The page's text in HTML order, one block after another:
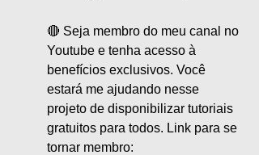
🔴 Seja membro do meu canal no
Youtube e tenha acesso à
benefícios exclusivos. Você
estará me ajudando nesse
projeto de disponibilizar tutoriais
gratuitos para todos. Link para se
tornar membro: